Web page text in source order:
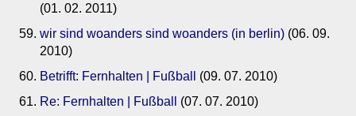
(01. 02. 2011)
wir sind woanders sind woanders (in berlin) (06. 09.
2010)
Betrifft: Fernhalten | Fußball
(09. 07. 2010)
Re: Fernhalten | Fußball
(07. 07. 2010)